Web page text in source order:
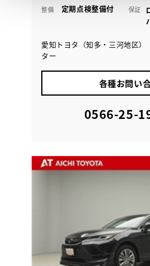
整備 定期点検整備付 保証
愛知トヨタ（知多・三河地区
ター
各種お問い
0566-25-